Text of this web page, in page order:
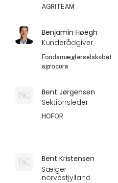
AGRITEAM
Benjamin Høegh
Kunderådgiver
Fondsmæglerselskabet
agrocura
Bent Jørgensen
Sektionsleder
HOFOR
Bent Kristensen
Sælger
norvestjylland